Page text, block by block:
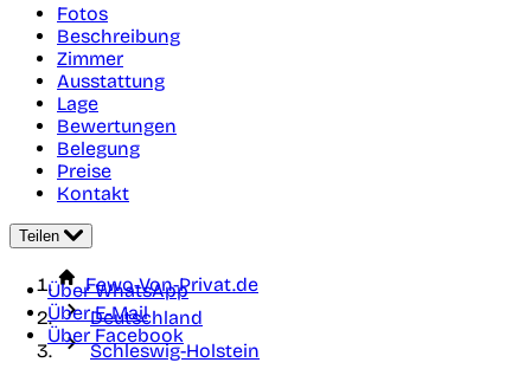
Fotos
Beschreibung
Zimmer
Ausstattung
Lage
Bewertungen
Belegung
Preise
Kontakt
Teilen
Über WhatsApp
Über E-Mail
Über Facebook
Fewo-Von-Privat.de
Deutschland
Schleswig-Holstein